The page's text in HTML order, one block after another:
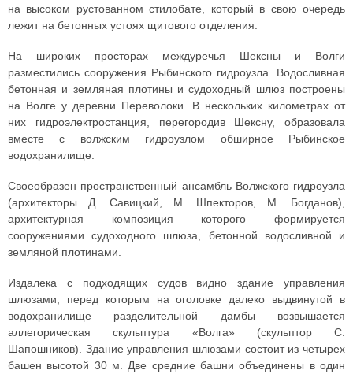
на высоком рустованном стилобате, который в свою очередь
лежит на бетонных устоях щитового отделения.
На широких просторах междуречья Шексны и Волги
разместились сооружения Рыбинского гидроузла. Водосливная
бетонная и земляная плотины и судоходный шлюз построены
на Волге у деревни Переволоки. В нескольких километрах от
них гидроэлектростанция, перегородив Шексну, образовала
вместе с волжским гидроузлом обширное Рыбинское
водохранилище.
Своеобразен пространственный ансамбль Волжского гидроузла
(архитекторы Д. Савицкий, М. Шпекторов, М. Богданов),
архитектурная композиция которого формируется
сооружениями судоходного шлюза, бетонной водосливной и
земляной плотинами.
Издалека с подходящих судов видно здание управления
шлюзами, перед которым на оголовке далеко выдвинутой в
водохранилище разделительной дамбы возвышается
аллегорическая скульптура «Волга» (скульптор С.
Шапошников). Здание управления шлюзами состоит из четырех
башен высотой 30 м. Две средние башни объединены в один